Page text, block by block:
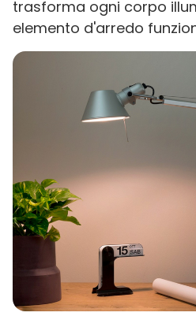
trasforma ogni corpo
elemento d'arredo